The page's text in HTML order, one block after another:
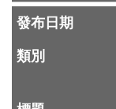
中文